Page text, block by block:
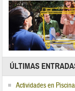
ÚLTIMAS
Actividades en